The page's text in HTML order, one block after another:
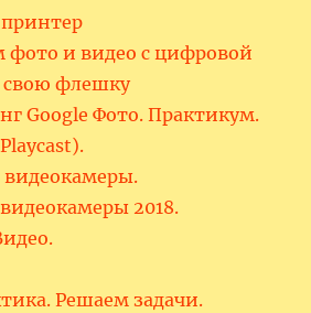
фото и видео с цифровой
флешку
Google Фото. Практикум.
2018.
Решаем задачи.